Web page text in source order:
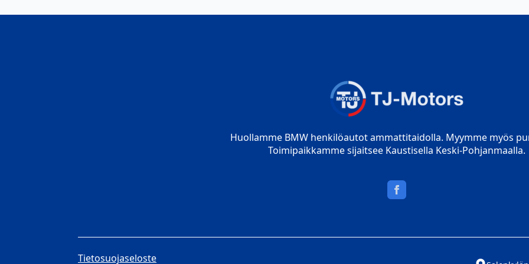
Huollamme BMW henkilöautot ammattitaidolla. Myymme myös
Toimipaikkamme sijaitsee Kaustisella Keski-Pohjanmaalla.
Tietosuojaseloste